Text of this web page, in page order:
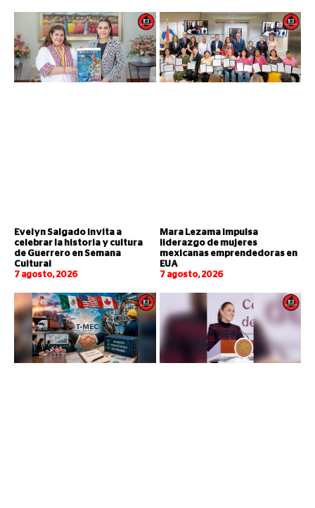
Evelyn Salgado invita a
celebrar la historia y cultura
de Guerrero en Semana
Cultural
7 agosto, 2026
Mara Lezama impulsa
liderazgo de mujeres
mexicanas emprendedoras en
EUA
7 agosto, 2026